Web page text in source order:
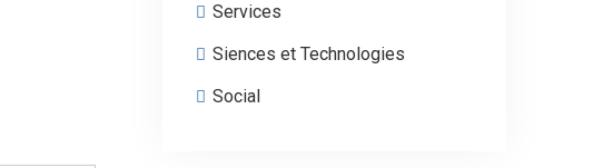
Services
Siences et Technologies
Social